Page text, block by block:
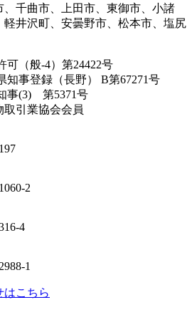
千曲市、上田市、東御市、小諸
井沢町、安曇野市、松本市、塩尻
可（般-4）第24422号
知事登録（長野） B第67271号
事(3) 第5371号
取引業協会会員
2
4
1
はこちら